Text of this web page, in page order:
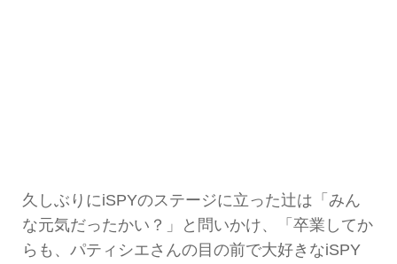
久しぶりにiSPYのステージに立った辻は「みん
な元気だったかい？」と問いかけ、「卒業してか
らも、パティシエさんの目の前で大好きなiSPY